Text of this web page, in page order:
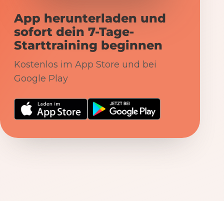
App herunterladen und
sofort dein 7-Tage-
Starttraining beginnen
Kostenlos im App Store und bei
Google Play